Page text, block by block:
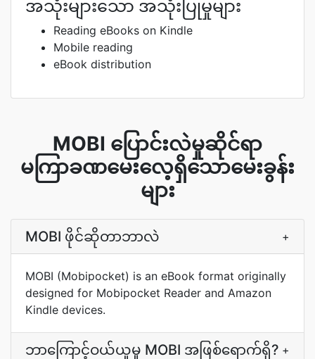
အသုံးများသော အသုံးပြုမှုများ
Reading eBooks on Kindle
Mobile reading
eBook distribution
MOBI ပြောင်းလဲမှုဆိုင်ရာ
မကြာခဏမေးလေ့ရှိသောမေးခွန်း
များ
MOBI ဖိုင်ဆိုတာဘာလဲ +
MOBI (Mobipocket) is an eBook format originally
designed for Mobipocket Reader and Amazon
Kindle devices.
ဘာကြောင့်ဝယ်ယူမှု MOBI အဖြစ်ရောက်ရှိ? +